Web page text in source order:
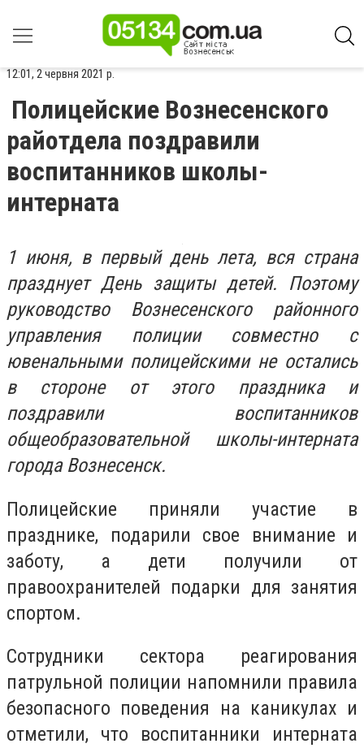
12:01, 2 червня 2021 р.
Полицейские Вознесенского
райотдела поздравили
воспитанников школы-
интерната
1 июня, в первый день лета, вся страна
празднует День защиты детей. Поэтому
руководство Вознесенского районного
управления полиции совместно с
ювенальными полицейскими не остались
в стороне от этого праздника и
поздравили воспитанников
общеобразовательной школы-интерната
города Вознесенск.
Полицейские приняли участие в
празднике, подарили свое внимание и
заботу, а дети получили от
правоохранителей подарки для занятия
спортом.
Сотрудники сектора реагирования
патрульной полиции напомнили правила
безопасного поведения на каникулах и
отметили, что воспитанники интерната